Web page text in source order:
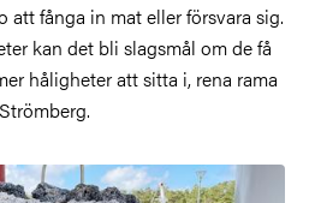
att fånga in mat eller försvara sig.
kan det bli slagsmål om de få
håligheter att sitta i, rena rama